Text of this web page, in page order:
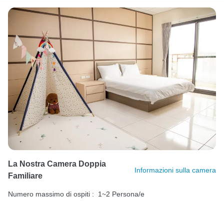
La Nostra Camera Doppia
Familiare
Informazioni sulla camera
Numero massimo di ospiti :
1~2 Persona/e